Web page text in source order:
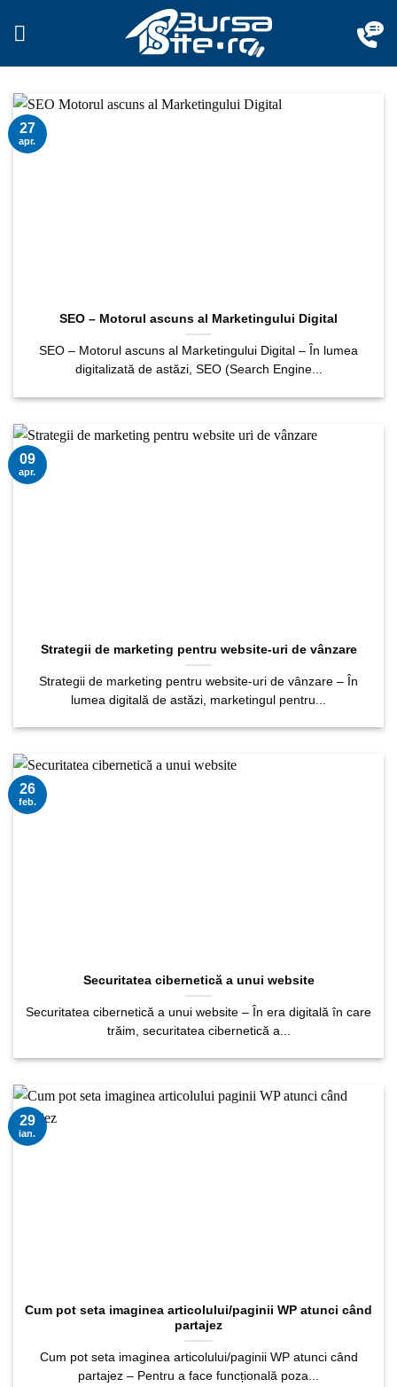
SEO – Motorul ascuns al Marketingului Digital
SEO – Motorul ascuns al Marketingului Digital – În lumea
digitalizată de astăzi, SEO (Search Engine...
27
apr.
Strategii de marketing pentru website-uri de vânzare
Strategii de marketing pentru website-uri de vânzare – În
lumea digitală de astăzi, marketingul pentru...
09
apr.
Securitatea cibernetică a unui website
Securitatea cibernetică a unui website – În era digitală în care
trăim, securitatea cibernetică a...
26
feb.
Cum pot seta imaginea articolului/paginii WP atunci când
partajez
Cum pot seta imaginea articolului/paginii WP atunci când
partajez – Pentru a face funcțională poza...
29
ian.